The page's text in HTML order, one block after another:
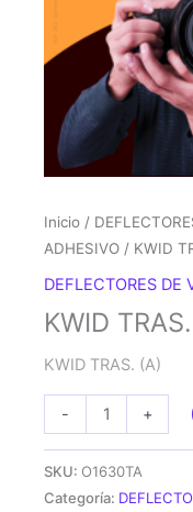
Inicio /
ADHESIVO / KWID
DEFLECTORES DE
KWID
KWID TRAS. (A)
-
TRAS.
+
SKU: O1630TA
Categoría: